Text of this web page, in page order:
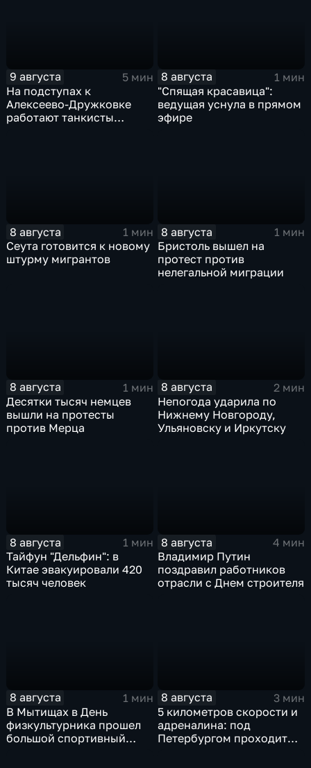
9 августа
5 мин
На подступах к
Алексеево-Дружковке
работают танкисты
8 августа
1 мин
"Спящая красавица":
ведущая уснула в прямом
эфире
8 августа
1 мин
Сеута готовится к новому
штурму мигрантов
8 августа
1 мин
Бристоль вышел на
протест против
нелегальной миграции
8 августа
1 мин
Десятки тысяч немцев
вышли на протесты
против Мерца
8 августа
2 мин
Непогода ударила по
Нижнему Новгороду,
Ульяновску и Иркутску
8 августа
1 мин
Тайфун "Дельфин": в
Китае эвакуировали 420
тысяч человек
8 августа
4 мин
Владимир Путин
поздравил работников
отрасли с Днем строителя
8 августа
1 мин
В Мытищах в День
физкультурника прошел
большой спортивный
8 августа
3 мин
5 километров скорости и
адреналина: под
Петербургом проходит